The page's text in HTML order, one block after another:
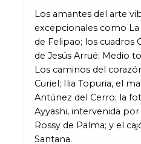
Los amantes del arte
excepcionales como
de Felipao; los cuadros
de Jesús Arrué; Medio
Los caminos del
Curiel; Ilia Topuria, el
Antúnez del Cerro; la
Ayyashi, intervenida por
Rossy de Palma; y el
Santana.